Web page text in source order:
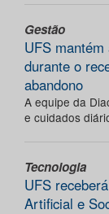
Gestão
UFS
durante o
abandono
A equipe da
e cuidados
Tecnologia
UFS
Artificial e